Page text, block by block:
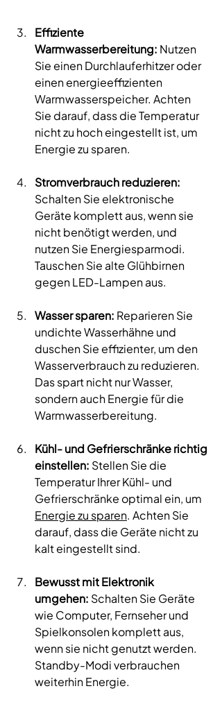
Effiziente
Warmwasserbereitung: Nutzen
Sie einen Durchlauferhitzer oder
einen energieeffizienten
Warmwasserspeicher. Achten
Sie darauf, dass die Temperatur
nicht zu hoch eingestellt ist, um
Energie zu sparen.
Stromverbrauch reduzieren:
Schalten Sie elektronische
Geräte komplett aus, wenn sie
nicht benötigt werden, und
nutzen Sie Energiesparmodi.
Tauschen Sie alte Glühbirnen
gegen LED-Lampen aus.
Wasser sparen: Reparieren Sie
undichte Wasserhähne und
duschen Sie effizienter, um den
Wasserverbrauch zu reduzieren.
Das spart nicht nur Wasser,
sondern auch Energie für die
Warmwasserbereitung.
Kühl- und Gefrierschränke richtig
einstellen: Stellen Sie die
Temperatur Ihrer Kühl- und
Gefrierschränke optimal ein, um
Energie zu sparen. Achten Sie
darauf, dass die Geräte nicht zu
kalt eingestellt sind.
Bewusst mit Elektronik
umgehen: Schalten Sie Geräte
wie Computer, Fernseher und
Spielkonsolen komplett aus,
wenn sie nicht genutzt werden.
Standby-Modi verbrauchen
weiterhin Energie.